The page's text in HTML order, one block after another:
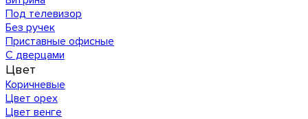
Под телевизор
Без ручек
Приставные офисные
С дверцами
Цвет
Коричневые
Цвет орех
Цвет венге